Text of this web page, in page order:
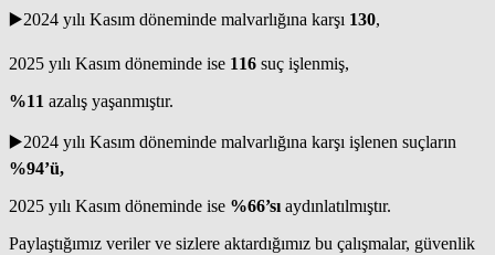
▶️2024 yılı Kasım döneminde malvarlığına karşı 130,
2025 yılı Kasım döneminde ise 116 suç işlenmiş,
%11 azalış yaşanmıştır.
▶️2024 yılı Kasım döneminde malvarlığına karşı işlenen suçların
%94’ü,
2025 yılı Kasım döneminde ise %66’sı aydınlatılmıştır.
Paylaştığımız veriler ve sizlere aktardığımız bu çalışmalar, güvenlik